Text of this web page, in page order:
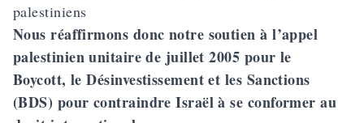
palestiniens
Nous réaffirmons donc notre soutien à l’appel
palestinien unitaire de juillet 2005 pour le
Boycott, le Désinvestissement et les Sanctions
(BDS) pour contraindre Israël à se conformer au